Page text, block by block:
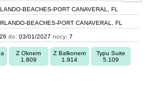
BEACHES-PORT CANAVERAL, FL
BEACHES-PORT CANAVERAL, FL
do: 03/01/2027 nocy: 7
Z Oknem
1.809
Z Balkonem
1.914
Typu Suite
5.109